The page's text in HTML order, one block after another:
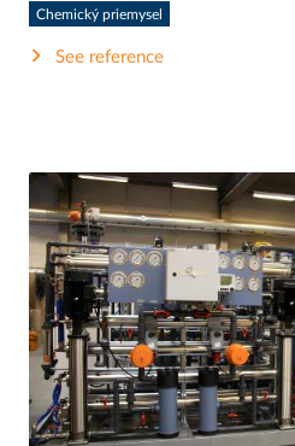
Chemický priemysel
See reference